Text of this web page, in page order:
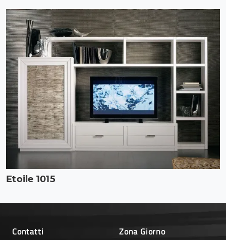
Etoile 1015
Contatti Zona Giorno